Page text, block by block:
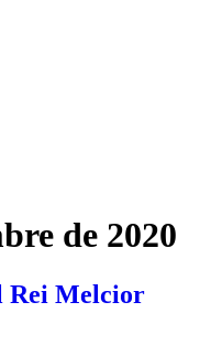
de 2020
Rei Melcior